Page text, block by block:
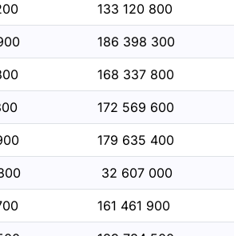
bilar
luftfart
133 120 800
186 398 300
168 337 800
172 569 600
179 635 400
32 607 000
161 461 900